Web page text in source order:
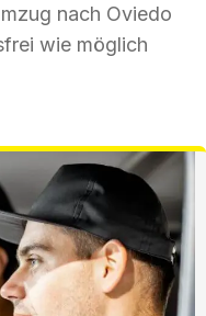
nach Oviedo
wie möglich